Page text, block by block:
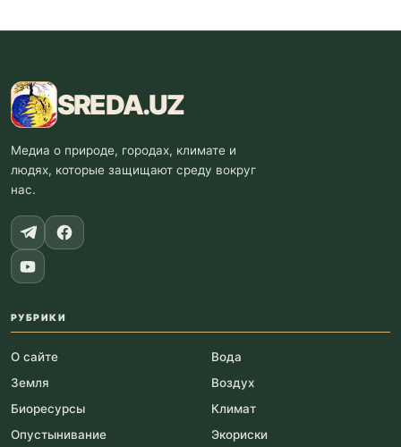
SREDA.UZ
Медиа о природе, городах, климате и
людях, которые защищают среду вокруг
нас.
РУБРИКИ
О сайте
Вода
Земля
Воздух
Биоресурсы
Климат
Опустынивание
Экориски